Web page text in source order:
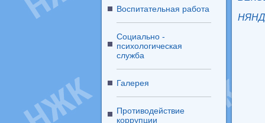
Воспитательная работа
Социально -
психологическая
служба
Галерея
Противодействие
коррупции